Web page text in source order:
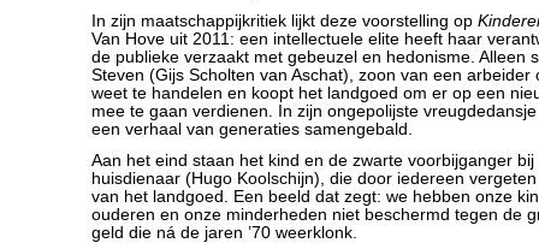
In zijn maatschappijkritiek lijkt deze voorstelling op
Van Hove uit 2011: een intellectuele elite heeft haar
de publieke verzaakt met gebeuzel en hedonisme. Alleen
Steven (Gijs Scholten van Aschat), zoon van een arbeider
weet te handelen en koopt het landgoed om er op een
mee te gaan verdienen. In zijn ongepolijste
een verhaal van generaties samengebald.
Aan het eind staan het kind en de zwarte voorbijganger
huisdienaar (Hugo Koolschijn), die door iedereen
van het landgoed. Een beeld dat zegt: we hebben onze
ouderen en onze minderheden niet beschermd tegen de
geld die ná de jaren ’70 weerklonk.